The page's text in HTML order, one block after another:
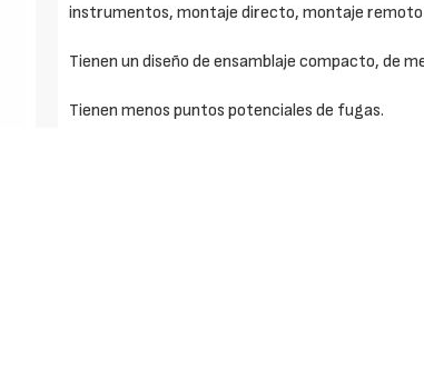
instrumentos, montaje directo, montaje remoto
Tienen un diseño de ensamblaje compacto, de
Tienen menos puntos potenciales de fugas.